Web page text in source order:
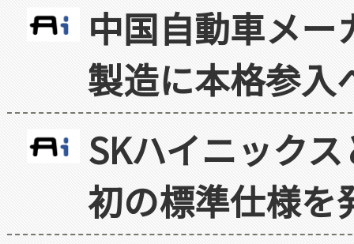
中国自動車メ
製造に本格参入
SKハイニック
初の標準仕様を